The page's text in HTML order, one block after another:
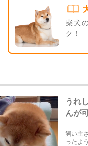
柴犬
ク！
うれ
んが
飼い主
ったよ